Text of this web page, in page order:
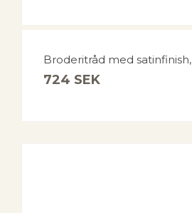
Broderitråd med satinfinish,
724 SEK